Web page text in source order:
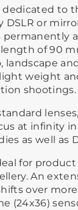
dedicated to
or
permanently
of 90
landscape
weight
shootings.
at infinity
as well as
for
An
over
(24x36)